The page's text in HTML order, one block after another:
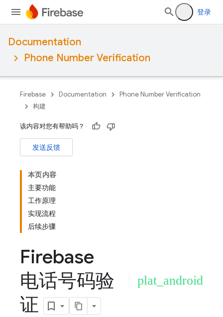
登录
Documentation
Phone Number Verification
Firebase Documentation
Phone Number Verification
构建
该内容对您有帮助吗？
发送反馈
本页内容
主要功能
工作原理
实现流程
后续步骤
Firebase
电话号码验
证
plat_android